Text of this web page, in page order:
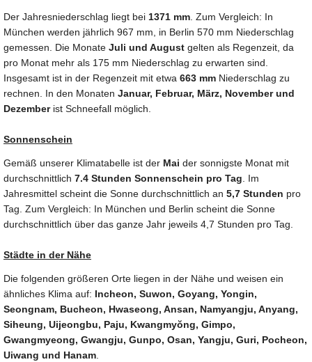
Der Jahresniederschlag liegt bei 1371 mm. Zum Vergleich: In
München werden jährlich 967 mm, in Berlin 570 mm Niederschlag
gemessen. Die Monate Juli und August gelten als Regenzeit, da
pro Monat mehr als 175 mm Niederschlag zu erwarten sind.
Insgesamt ist in der Regenzeit mit etwa 663 mm Niederschlag zu
rechnen. In den Monaten Januar, Februar, März, November und
Dezemberist Schneefall möglich.
Sonnenschein
Gemäß unserer Klimatabelle ist der Mai der sonnigste Monat mit
durchschnittlich 7.4 Stunden Sonnenschein pro Tag. Im
Jahresmittel scheint die Sonne durchschnittlich an 5,7 Stunden pro
Tag. Zum Vergleich: In München und Berlin scheint die Sonne
durchschnittlich über das ganze Jahr jeweils 4,7 Stunden pro Tag.
Städte in der Nähe
Die folgenden größeren Orte liegen in der Nähe und weisen ein
ähnliches Klima auf: Incheon, Suwon, Goyang, Yongin,
Seongnam, Bucheon, Hwaseong, Ansan, Namyangju, Anyang,
Siheung, Uijeongbu, Paju, Kwangmyŏng, Gimpo,
Gwangmyeong, Gwangju, Gunpo, Osan, Yangju, Guri, Pocheon,
Uiwang und Hanam.